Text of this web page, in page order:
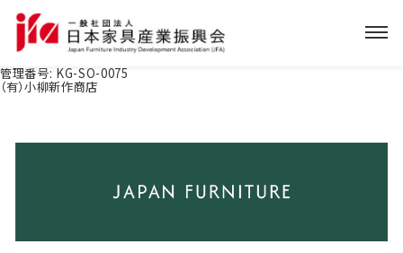
管理番号: KG-SO-0075
（有）小柳新作商店